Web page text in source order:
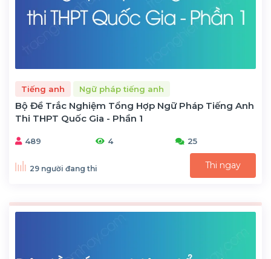
Tiếng anh Ngữ pháp tiếng anh
Bộ Đề Trắc Nghiệm Tổng Hợp Ngữ Pháp Tiếng Anh
Thi THPT Quốc Gia - Phần 1
489 4 25
29 người đang thi Thi ngay